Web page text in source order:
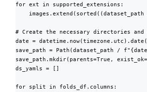
for ext in supported_extensions:
# Create the necessary directories and
date =
save_path = Path(dataset_path /
save_path.mkdir(parents=True,
ds_yamls = []
for split in folds_df.columns: